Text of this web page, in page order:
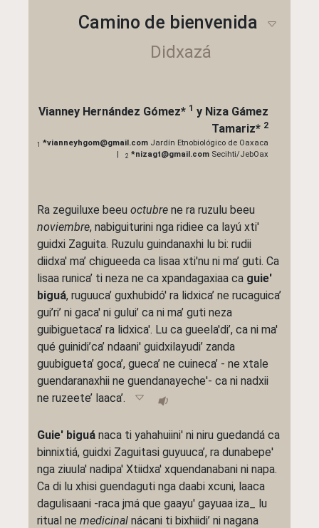
Camino de bienvenida
Didxazá
Vianney Hernández Gómez* 1 y Niza Gámez
Tamariz* 2
1 *vianneyhgom@gmail.com Jardín Etnobiológico de Oaxaca
|
2 *nizagt@gmail.com Secihti/JebOax
Ra zeguiluxe beeu octubre ne ra ruzulu beeu
noviembre, nabiguiturini nga ridiee ca layú xti'
guidxi Zaguita. Ruzulu guindanaxhi lu bi: rudii
diidxa' ma’ chigueeda ca lisaa xti'nu ni ma’ guti. Ca
lisaa runica’ ti neza ne ca xpandagaxiaa ca guie'
biguá, ruguuca’ guxhubidó' ra lidxica’ ne rucaguica’
gui’ri’ ni gaca' ni gului’ ca ni ma’ guti neza
guibiguetaca’ ra lidxica'. Lu ca gueela'di’, ca ni ma'
qué guinidi’ca’ ndaani' guidxilayudi’ zanda
guubigueta’ goca’, gueca’ ne cuineca’ - ne xtale
guendaranaxhii ne guendanayeche'- ca ni nadxii
ne ruzeete’ laaca’.
Guie' biguá naca ti yahahuiini' ni niru guedandá ca
binnixtiá, guidxi Zaguitasi guyuuca’, ra dunabepe'
nga ziuula' nadipa' Xtiidxa' xquendanabani ni napa.
Ca di lu xhisi guendaguti nga daabi xcuni, laaca
dagulisaani -raca jmá que gaayu' gayuaa iza_ lu
ritual ne medicinal nácani ti bixhiidi’ ni nagana